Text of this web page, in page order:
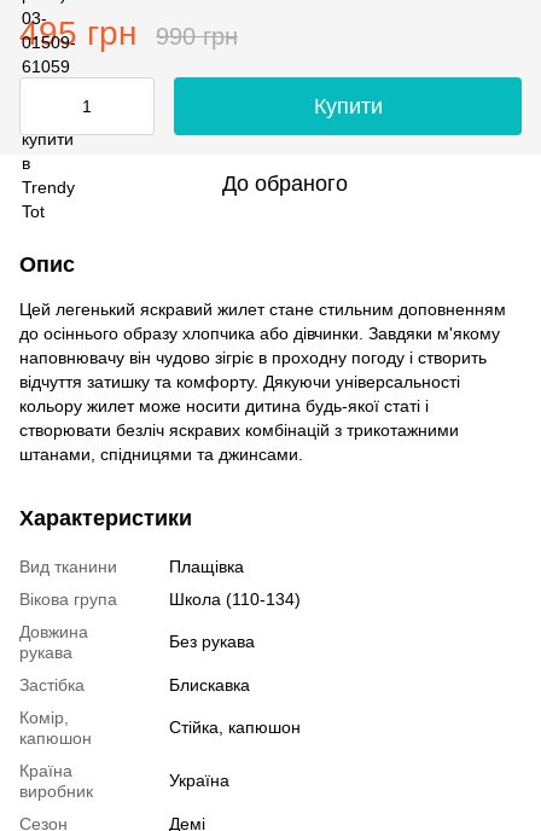
495 грн 990 грн
Купити
До обраного
Опис
Цей легенький яскравий жилет стане стильним доповненням
до осіннього образу хлопчика або дівчинки. Завдяки м'якому
наповнювачу він чудово зігріє в проходну погоду і створить
відчуття затишку та комфорту. Дякуючи універсальності
кольору жилет може носити дитина будь-якої статі і
створювати безліч яскравих комбінацій з трикотажними
штанами, спідницями та джинсами.
Характеристики
Вид тканини
Плащівка
Вікова група
Школа (110-134)
Довжина
рукава
Без рукава
Застібка
Блискавка
Комір,
капюшон
Стійка, капюшон
Країна
виробник
Україна
Сезон Демі